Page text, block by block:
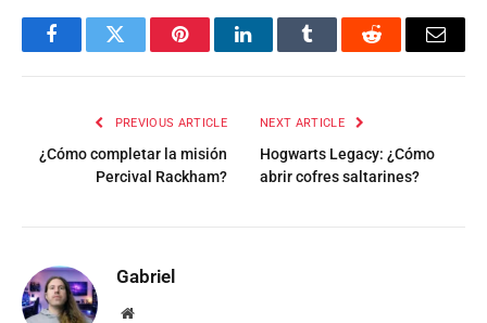
FacebookTwitter PinterestLinkedInTumblr Reddit Email
PREVIOUS ARTICLE
¿Cómo completar la misión
Percival Rackham?
NEXT ARTICLE
Hogwarts Legacy: ¿Cómo
abrir cofres saltarines?
Gabriel
Website